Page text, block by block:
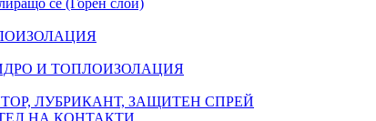
се (Горен слой)
И ТОПЛОИЗОЛАЦИЯ
ЛУБРИКАНТ, ЗАЩИТЕН СПРЕЙ
НА КОНТАКТИ